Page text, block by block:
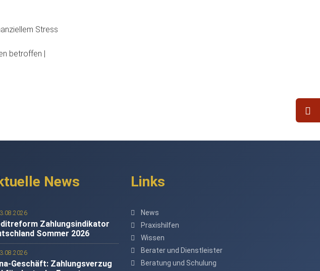
Stress
betroffen |
News
Zahlungsindikator
Sommer 2026
Geschäft: Zahlungsverzug
Links
News
Praxishilfen
Wissen
Berater und Dienstleister
Beratung und Schulung